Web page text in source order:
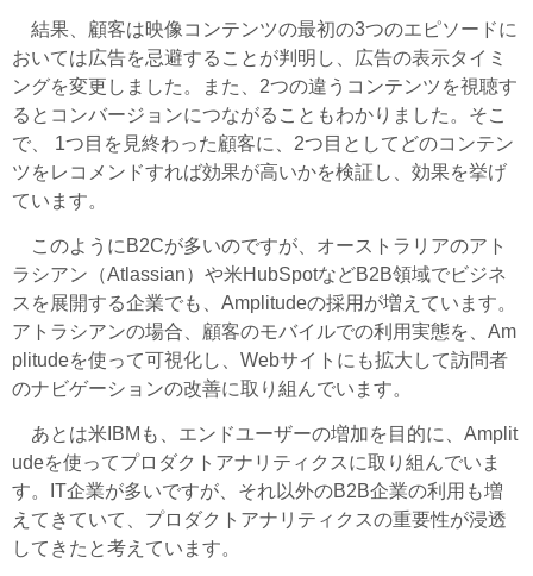
結果、顧客は映像コンテンツの最初の3つのエピソードに
おいては広告を忌避することが判明し、広告の表示タイミ
ングを変更しました。また、2つの違うコンテンツを視聴す
るとコンバージョンにつながることもわかりました。そこ
で、 1つ目を見終わった顧客に、2つ目としてどのコンテン
ツをレコメンドすれば効果が高いかを検証し、効果を挙げ
ています。
このようにB2Cが多いのですが、オーストラリアのアト
ラシアン（Atlassian）や米HubSpotなどB2B領域でビジネ
スを展開する企業でも、Amplitudeの採用が増えています。
アトラシアンの場合、顧客のモバイルでの利用実態を、Am
plitudeを使って可視化し、Webサイトにも拡大して訪問者
のナビゲーションの改善に取り組んでいます。
あとは米IBMも、エンドユーザーの増加を目的に、Amplit
udeを使ってプロダクトアナリティクスに取り組んでいま
す。IT企業が多いですが、それ以外のB2B企業の利用も増
えてきていて、プロダクトアナリティクスの重要性が浸透
してきたと考えています。